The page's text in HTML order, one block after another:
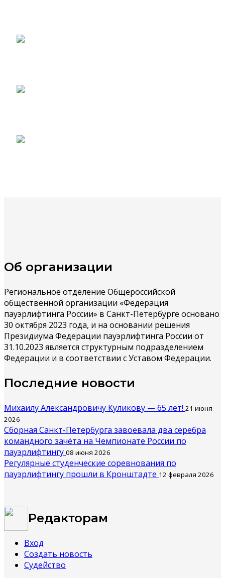
Об организации
Региональное отделение Общероссийской
общественной организации «Федерация
пауэрлифтинга России» в Санкт-Петербурге основано
30 октября 2023 года, и на основании решения
Президиума Федерации пауэрлифтинга России от
31.10.2023 является структурным подразделением
Федерации и в соответствии с Уставом Федерации.
Последние новости
Михаилу Александровичу Куликову — 65 лет! 21 июня
2026
Сборная Санкт-Петербурга завоевала два серебра
командного зачёта на Чемпионате России по
пауэрлифтингу 08 июня 2026
Регулярные студенческие соревнования по
пауэрлифтингу прошли в Кронштадте 12 февраля 2026
Редакторам
Вход
Создать новость
Судейство